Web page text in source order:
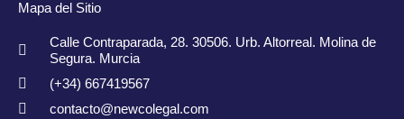
Mapa del Sitio
Calle Contraparada, 28. 30506. Urb. Altorreal. Molina de
Segura. Murcia
(+34) 667419567
contacto@newcolegal.com